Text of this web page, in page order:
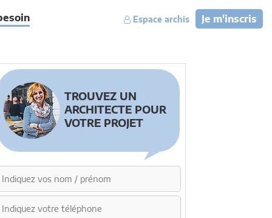
Je m'inscris
Espace archis
TROUVEZ UN
ARCHITECTE POUR
VOTRE PROJET